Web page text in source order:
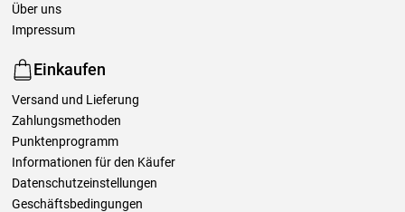
Über uns
Impressum
Einkaufen
Versand und Lieferung
Zahlungsmethoden
Punktenprogramm
Informationen für den Käufer
Datenschutzeinstellungen
Geschäftsbedingungen